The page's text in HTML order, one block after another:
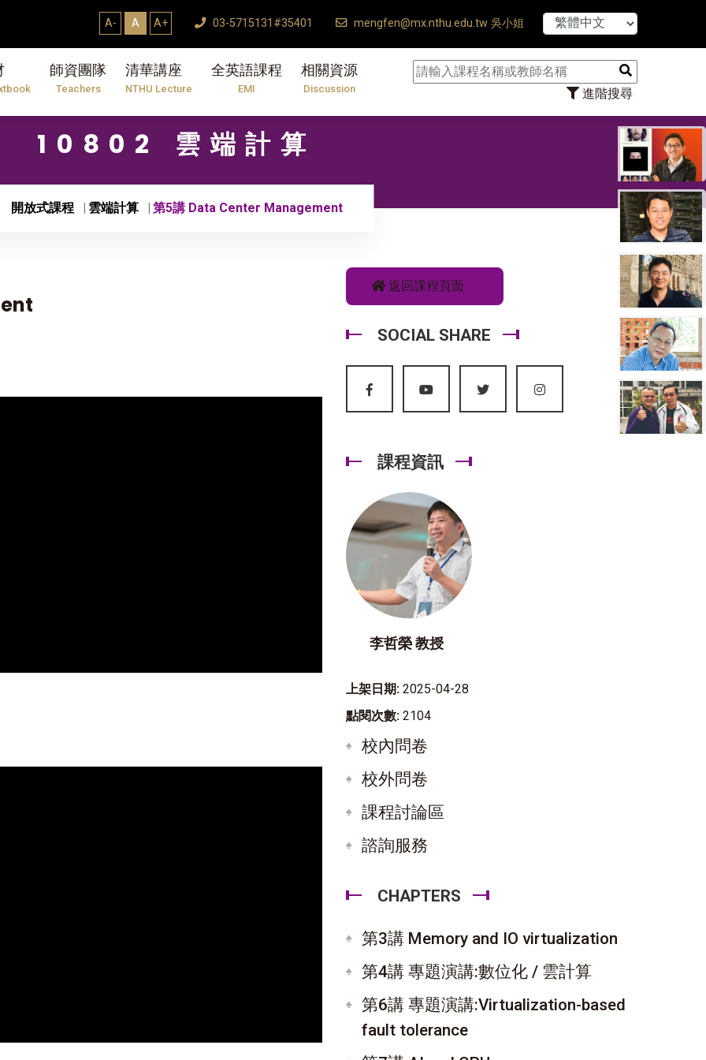
A- A A+ 03-5715131#35401 mengfen@mx.nthu.edu.tw 吳小姐
師資團隊
Teachers
清華講座
NTHU Lecture
全英語課程
EMI
相關資源
Discussion 進階搜尋
【7/31】114學
10802 雲端計算
開放式課程 雲端計算 第5講 Data Center Management
返回課程頁面
SOCIAL SHARE
課程資訊
李哲榮 教授
上架日期: 2025-04-28
點閱次數: 2104
校內問卷
校外問卷
課程討論區
諮詢服務
CHAPTERS
第3講 Memory and IO virtualization
第4講 專題演講:數位化 / 雲計算
第6講 專題演講:Virtualization-based
fault tolerance